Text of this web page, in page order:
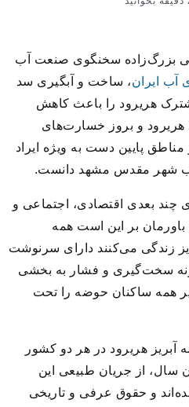
بزرگ‌زاده سخنگوی صنعت آب
آب ایران، ساخت و آبگیری سد
هریرود را باعث کاهش
و بروز خسارت‌های
پایین دست به ویژه ایراد
شهر مقدس مشهد دانست.
چند بعدی اقتصادی، اجتماعی و
بر این است همه
زندگی می‌کنند دارای سرنوشت
سخت‌گیری و فشار به بخشی
همه ساکنان حوضه را تحت
هریرود در هر دو کشور
سال، از جریان طبیعی این
و حقوق عرفی و تاریخی